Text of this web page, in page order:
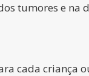
tumores e na
cada criança